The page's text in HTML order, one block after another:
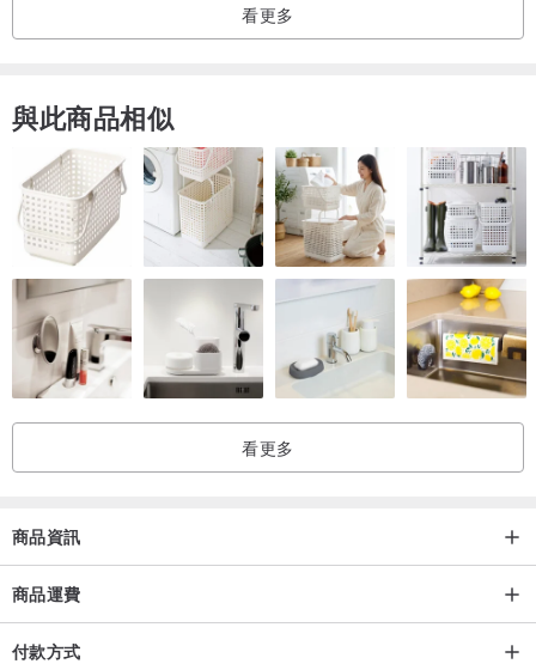
為了讓你的胸罩合身，請給我以下尺寸：
1. 胸圍
2. 下胸圍
3.身高
正確進行測量非常重要，因此請按照圖像上的指南進行操作。
看更多
與此商品相似
看更多
商品資訊
商品運費
付款方式